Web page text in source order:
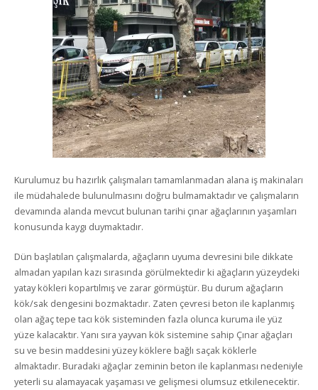
Kurulumuz bu hazırlık çalışmaları tamamlanmadan alana iş makinaları
ile müdahalede bulunulmasını doğru bulmamaktadır ve çalışmaların
devamında alanda mevcut bulunan tarihi çınar ağaçlarının yaşamları
konusunda kaygı duymaktadır.
Dün başlatılan çalışmalarda, ağaçların uyuma devresini bile dikkate
almadan yapılan kazı sırasında görülmektedir ki ağaçların yüzeydeki
yatay kökleri kopartılmış ve zarar görmüştür. Bu durum ağaçların
kök/sak dengesini bozmaktadır. Zaten çevresi beton ile kaplanmış
olan ağaç tepe tacı kök sisteminden fazla olunca kuruma ile yüz
yüze kalacaktır. Yanı sıra yayvan kök sistemine sahip Çınar ağaçları
su ve besin maddesini yüzey köklere bağlı saçak köklerle
almaktadır. Buradaki ağaçlar zeminin beton ile kaplanması nedeniyle
yeterli su alamayacak yaşaması ve gelişmesi olumsuz etkilenecektir.